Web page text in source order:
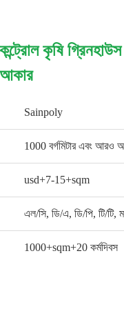
কৃষি
আকার
Sainpoly
1000 বর্গমিটার এবং আরও
usd+7-15+sqm
এল/সি, ডি/এ, ডি/পি, টি/টি,
1000+sqm+20 কর্মদিবস